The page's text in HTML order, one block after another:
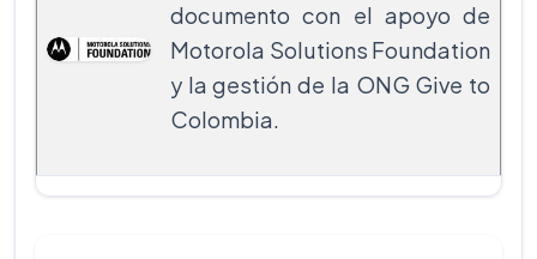
documento con el apoyo de
Motorola Solutions Foundation
y la gestión de la ONG Give to
Colombia.